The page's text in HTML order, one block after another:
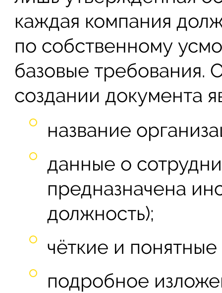
каждая компания
по собственному
базовые требования.
создании документа
название
данные о
предназначена
должность);
чёткие и
подробное